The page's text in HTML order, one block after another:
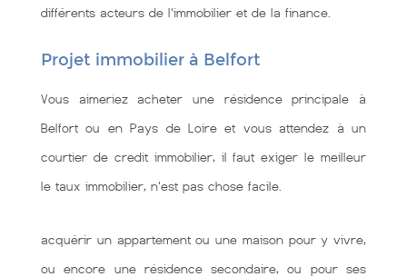
différents acteurs de l'immobilier et de la finance.
Projet immobilier à Belfort
Vous aimeriez acheter une résidence principale à
Belfort ou en Pays de Loire et vous attendez à un
courtier de credit immobilier, il faut exiger le meilleur
le taux immobilier, n'est pas chose facile.
acquérir un appartement ou une maison pour y vivre,
ou encore une résidence secondaire, ou pour ses